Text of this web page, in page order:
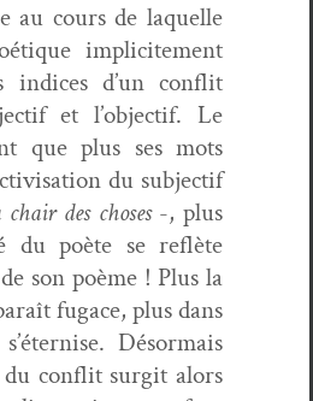
au cours de laque­lle
implicite­ment
indices d’un con­flit
et l’objectif. Le
que plus ses mots
du sub­jec­tif
des choses-, plus
du poète se reflète
son poème ! Plus la
fugace, plus dans
Désor­mais
du con­flit sur­git alors